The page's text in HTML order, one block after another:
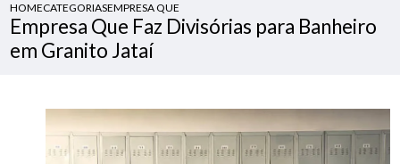
HOMECATEGORIASEMPRESA QUE FAZ DIVISÓRIAS PARA BANHEIRO EM
Empresa Que Faz Divisórias para Banheiro
em Granito Jataí